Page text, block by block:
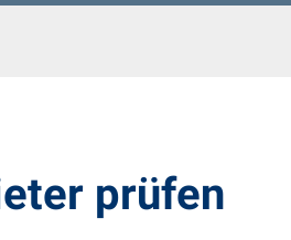
prüfen